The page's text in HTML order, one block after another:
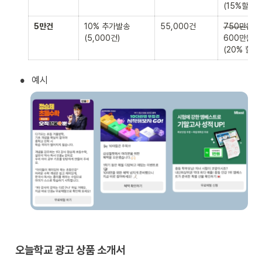
(15%할인)
5만건
10% 추가발송
(5,000건)
55,000건
750만원
600만원
(20% 할인)
• 예시
오늘학교 광고 상품 소개서